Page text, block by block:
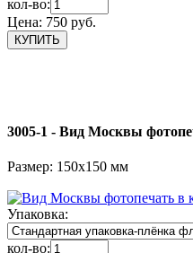
кол-во:
Цена: 750 руб.
3005-1 - Вид Москвы
Размер: 150х150 мм
Упаковка:
кол-во: